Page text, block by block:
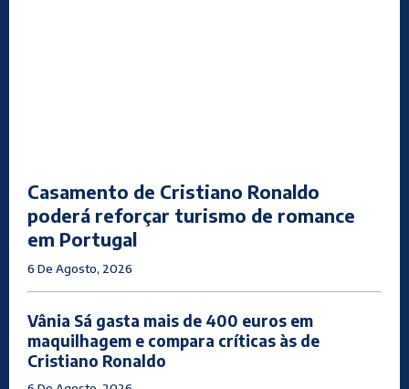
Casamento de Cristiano Ronaldo
poderá reforçar turismo de romance
em Portugal
6 De Agosto, 2026
Vânia Sá gasta mais de 400 euros em
maquilhagem e compara críticas às de
Cristiano Ronaldo